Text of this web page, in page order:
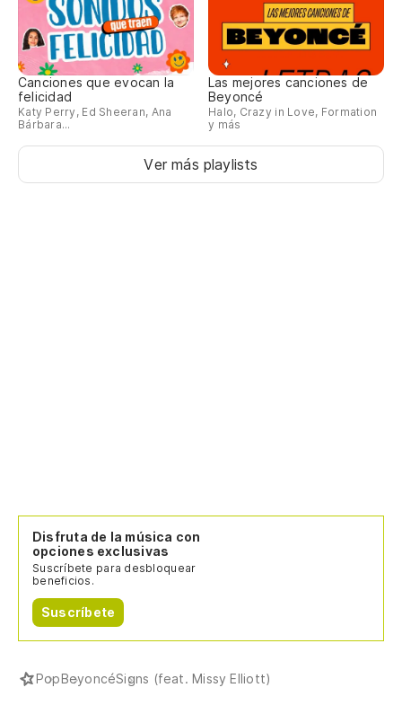
Canciones que evocan la
felicidad
Katy Perry, Ed Sheeran, Ana
Bárbara...
Las mejores canciones de
Beyoncé
Halo, Crazy in Love, Formation
y más
Ver más playlists
Disfruta de la música con
opciones exclusivas
Suscríbete para desbloquear
beneficios.
Suscríbete
PopBeyoncéSigns (feat. Missy Elliott)